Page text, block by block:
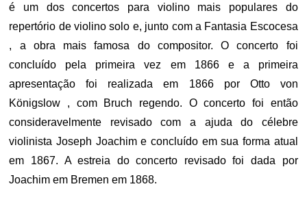
é um dos concertos para violino mais populares do
repertório de violino solo e, junto com a Fantasia Escocesa
, a obra mais famosa do compositor. O concerto foi
concluído pela primeira vez em 1866 e a primeira
apresentação foi realizada em 1866 por Otto von
Königslow , com Bruch regendo. O concerto foi então
consideravelmente revisado com a ajuda do célebre
violinista Joseph Joachim e concluído em sua forma atual
em 1867. A estreia do concerto revisado foi dada por
Joachim em Bremen em 1868.